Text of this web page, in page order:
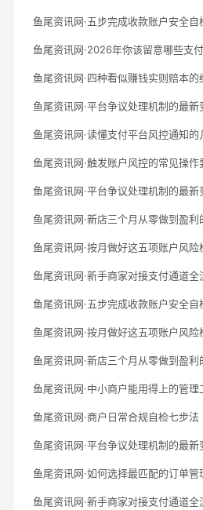
鱼尾资讯网·五步完成收款账户安全自
鱼尾资讯网·2026年你该留意哪些支
鱼尾资讯网·四种看似赚钱实则赔本的
鱼尾资讯网·平台争议处理机制的最新
鱼尾资讯网·读懂支付平台风控通知的
鱼尾资讯网·触发账户风控的常见操作
鱼尾资讯网·平台争议处理机制的最新
鱼尾资讯网·新店三个月从零做到盈利
鱼尾资讯网·按月做好这五项账户风险
鱼尾资讯网·新手商家对接支付通道全
鱼尾资讯网·五步完成收款账户安全自
鱼尾资讯网·按月做好这五项账户风险
鱼尾资讯网·新店三个月从零做到盈利
鱼尾资讯网·中小商户能用得上的管理
鱼尾资讯网·商户日常合规自检七步法
鱼尾资讯网·平台争议处理机制的最新
鱼尾资讯网·如何选择最匹配的订单管
鱼尾资讯网·新手商家对接支付通道全